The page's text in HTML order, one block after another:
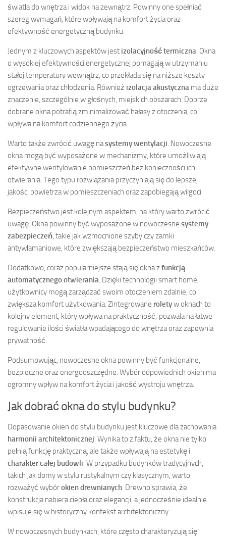
światła do wnętrza i widok na zewnątrz. Powinny one spełniać
szereg wymagań, które wpływają na komfort życia oraz
efektywność energetyczną budynku.
Jednym z kluczowych aspektów jest izolacyjność termiczna. Okna
o wysokiej efektywności energetycznej pomagają w utrzymaniu
stałej temperatury wewnątrz, co przekłada się na niższe koszty
ogrzewania oraz chłodzenia. Również izolacja akustyczna ma duże
znaczenie, szczególnie w głośnych, miejskich obszarach. Dobrze
dobrane okna potrafią zminimalizować hałasy z otoczenia, co
wpływa na komfort codziennego życia.
Warto także zwrócić uwagę nasystemy wentylacji. Nowoczesne
okna mogą być wyposażone w mechanizmy, które umożliwiają
efektywne wentylowanie pomieszczeń bez konieczności ich
otwierania. Tego typu rozwiązania przyczyniają się do lepszej
jakości powietrza w pomieszczeniach oraz zapobiegają wilgoci.
Bezpieczeństwo jest kolejnym aspektem, na który warto zwrócić
uwagę. Okna powinny być wyposażone w nowoczesne systemy
zabezpieczeń, takie jak wzmocnione szyby czy zamki
antywłamaniowe, które zwiększają bezpieczeństwo mieszkańców.
Dodatkowo, coraz popularniejsze stają się okna zfunkcją
automatycznego otwierania. Dzięki technologii smart home,
użytkownicy mogą zarządzać swoim otoczeniem zdalnie, co
zwiększa komfort użytkowania. Zintegrowane roletyw oknach to
kolejny element, który wpływa na praktyczność; pozwala na łatwe
regulowanie ilości światła wpadającego do wnętrza oraz zapewnia
prywatność.
Podsumowując, nowoczesne okna powinny być funkcjonalne,
bezpieczne oraz energooszczędne. Wybór odpowiednich okien ma
ogromny wpływ na komfort życia i jakość wystroju wnętrza.
Jak dobrać okna do stylu budynku?
Dopasowanie okien do stylu budynku jest kluczowe dla zachowania
harmonii architektonicznej. Wynika to z faktu, że okna nie tylko
pełnią funkcję praktyczną, ale także wpływają na estetykę i
charakter całej budowli. W przypadku budynków tradycyjnych,
takich jak domy w stylu rustykalnym czy klasycznym, warto
rozważyć wybórokien drewnianych. Drewno sprawia, że
konstrukcja nabiera ciepła oraz elegancji, a jednocześnie idealnie
wpisuje się w historyczny kontekst architektoniczny.
W nowoczesnych budynkach, które często charakteryzują się